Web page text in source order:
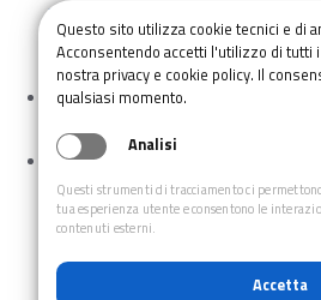
Escursione
Parco della Burcina
Questo sito utilizza cookie tecnici e di
Acconsentendo accetti l'utilizzo di tutti
nostra privacy e cookie policy. Il
qualsiasi momento.
Analisi
Questi strumenti di tracciamento ci
tua esperienza utente e consentono le
contenuti esterni.
Accetta